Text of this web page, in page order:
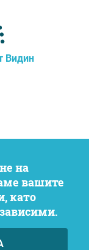
Видин
вашите
като